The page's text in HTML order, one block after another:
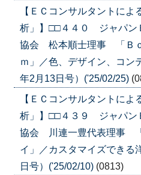
【ＥＣコンサルタントに
析」】□□４４０ ジャパン
協会 松本順士理事 「Ｂ
ｍ」／色、デザイン、コン
年2月13日号）('25/02/25)
【ＥＣコンサルタントに
析」】□□４３９ ジャパン
協会 川連一豊代表理事
イ」／カスタマイズできる
日号）('25/02/10) (0813)